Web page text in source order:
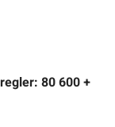
80 600 +